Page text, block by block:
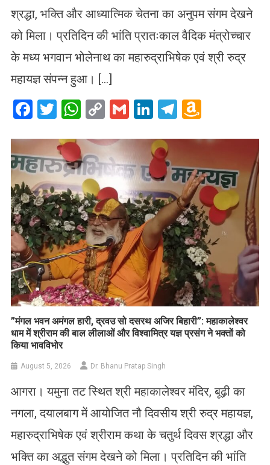
श्रद्धा, भक्ति और आध्यात्मिक चेतना का अनुपम संगम देखने
को मिला। प्रतिदिन की भांति प्रातःकाल वैदिक मंत्रोच्चार
के मध्य भगवान भोलेनाथ का महारुद्राभिषेक एवं श्री रुद्र
महायज्ञ संपन्न हुआ। […]
Facebook
Twitter
WhatsApp
CopyGmailLinkedIn
Telegram
List
​”मंगल भवन अमंगल हारी, द्रवउ सो दसरथ अजिर बिहारी”: महाकालेश्वर
धाम में श्रीराम की बाल लीलाओं और विश्वामित्र यज्ञ प्रसंग ने भक्तों को
किया भावविभोर
August 5, 2026 Dr. Bhanu Pratap Singh
आगरा। यमुना तट स्थित श्री महाकालेश्वर मंदिर, बूढ़ी का
नगला, दयालबाग में आयोजित नौ दिवसीय श्री रुद्र महायज्ञ,
महारुद्राभिषेक एवं श्रीराम कथा के चतुर्थ दिवस श्रद्धा और
भक्ति का अद्भुत संगम देखने को मिला। प्रतिदिन की भांति